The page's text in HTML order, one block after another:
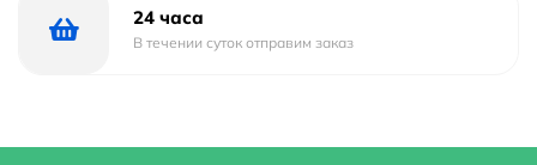
Оснащение встроенный слив-перелив
24 часа
В течении суток отправим заказ